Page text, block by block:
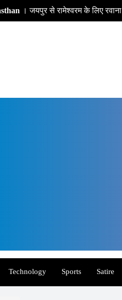
रामेश्वरम के लिए रवाना हुई वरिष्ठ
Technology Sports Satire